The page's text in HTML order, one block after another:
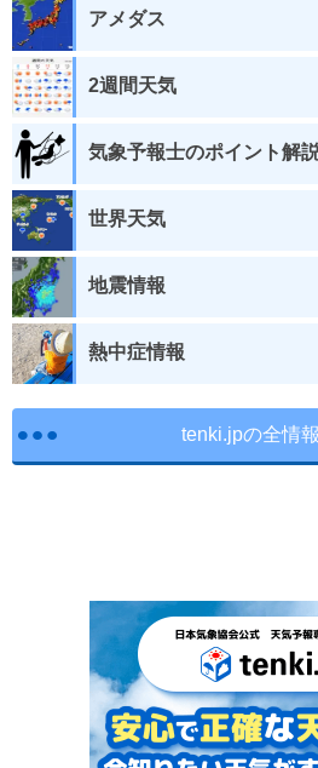
アメダス
2週間天気
気象予報士のポイント解
世界天気
地震情報
熱中症情報
tenki.jpの全情